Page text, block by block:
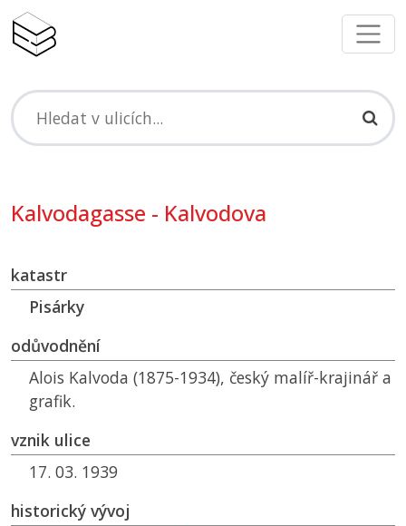
Kalvodagasse - Kalvodova
katastr
Pisárky
odůvodnění
Alois Kalvoda (1875-1934), český malíř-krajinář a
grafik.
vznik ulice
17. 03. 1939
historický vývoj